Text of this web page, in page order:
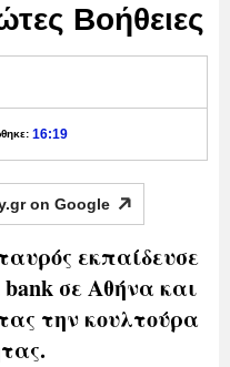
Βοήθειες
16:19
on Google
εκπαίδευσε
σε Αθήνα και
την κουλτούρα